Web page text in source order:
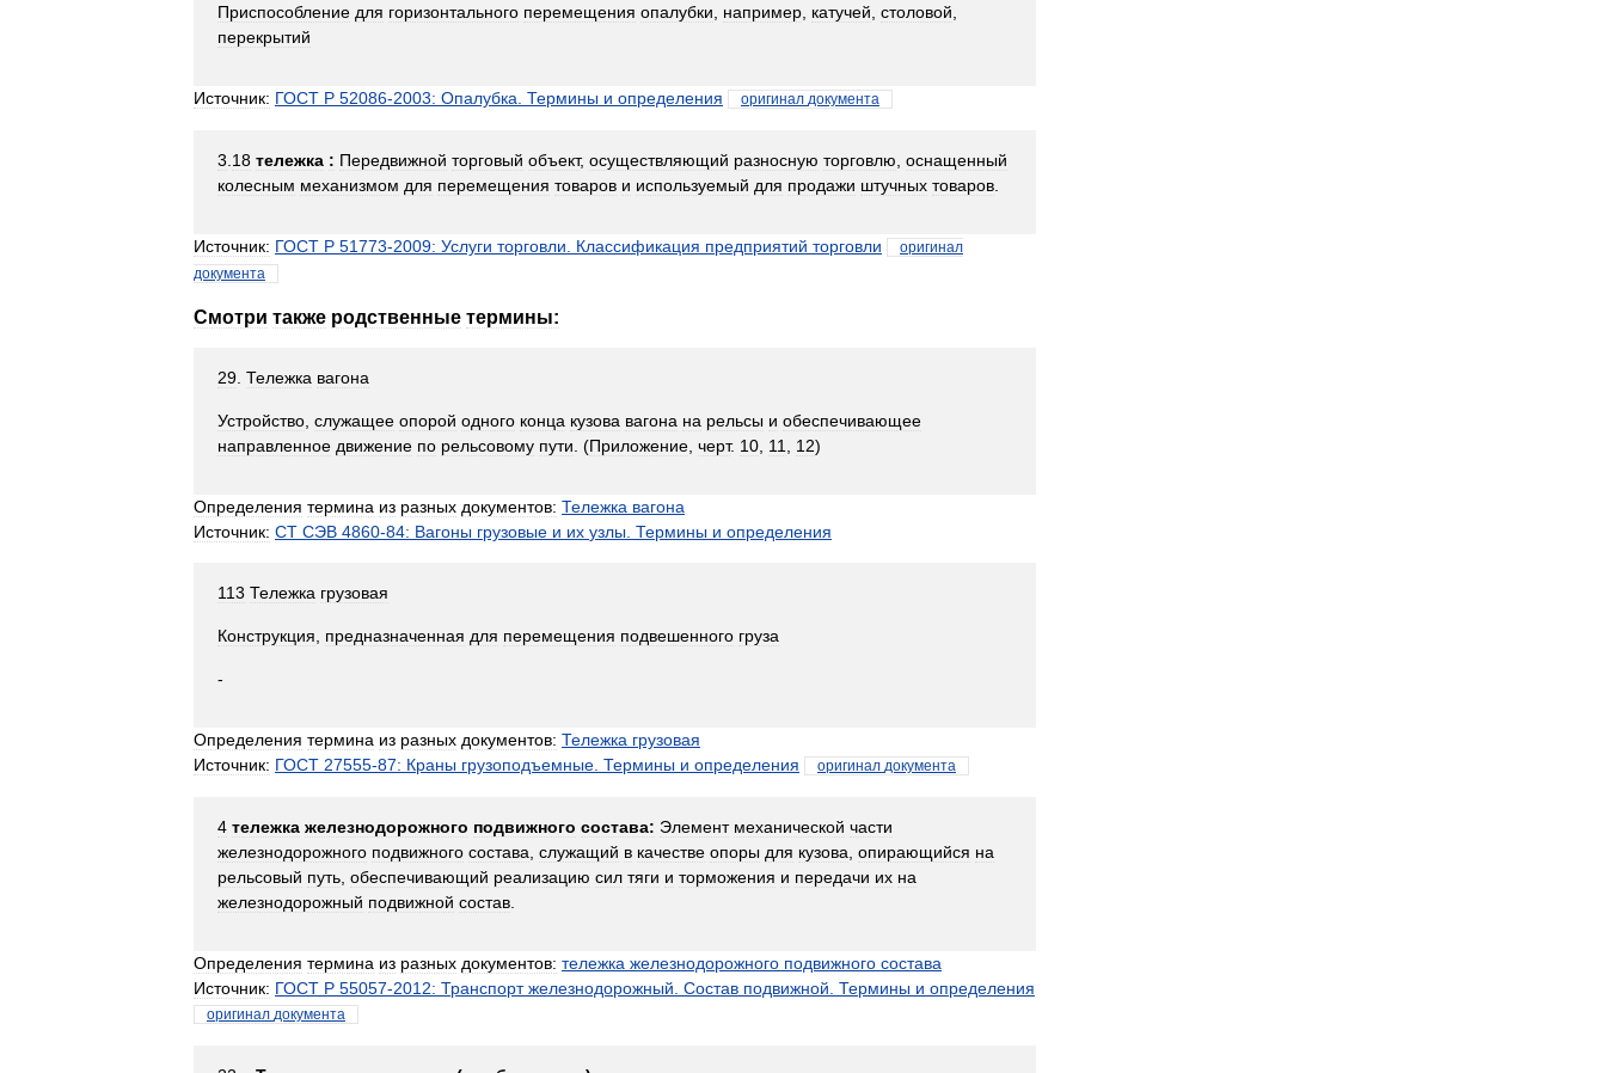
Приспособление для горизонтального перемещения опалубки например катучей столовой
перекрытий
Источник: ГОСТ Р 52086-2003: Опалубка Термины и определения оригинал документа
3 18 тележка : Передвижной торговый объект, осуществляющий разносную торговлю оснащенный
колесным механизмом для перемещения товаров и используемый для продажи штучных товаров
Источник: ГОСТ Р 51773-2009: Услуги торговли Классификация предприятий торговли
оригинал
документа
Смотри также родственные термины:
29 Тележка вагона
Устройство служащее опорой одного конца кузова вагона на рельсы и обеспечивающее
направленное движение по рельсовому пути . (Приложение черт. 10 11 12)
Определения термина из разных документов: Тележка вагона
Источник: СТ СЭВ 4860-84: Вагоны грузовые и их узлы Термины и определения
113 Тележка грузовая
Конструкция предназначенная для перемещения подвешенного груза
-
Определения термина из разных документов: Тележка грузовая
Источник: ГОСТ 27555-87: Краны грузоподъемные Термины и определения оригинал документа
4 тележка железнодорожного подвижного состава: Элемент механической части
железнодорожного подвижного состава служащий в качестве опоры для кузова опирающийся на
рельсовый путь обеспечивающий реализацию сил тяги и торможения и передачи их на
железнодорожный подвижной состав
Определения термина из разных документов: тележка железнодорожного подвижного состава
Источник: ГОСТ Р 55057-2012: Транспорт железнодорожный Состав подвижной Термины и определения
оригинал документа